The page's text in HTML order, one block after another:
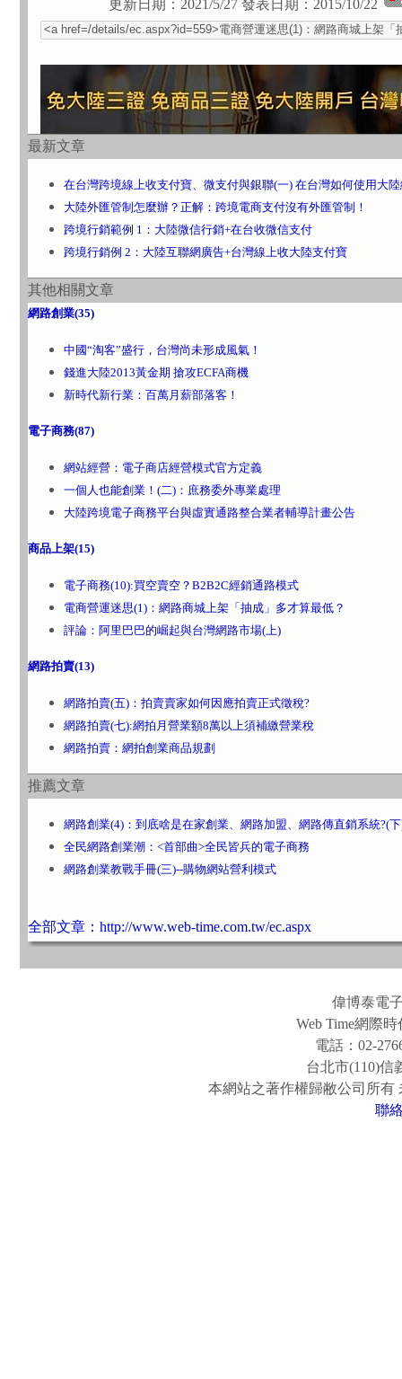
更新日期：2021/5/27 發表日期：2015/10/22
最新文章
在台灣跨境線上收支付寶、微支付與銀聯(一) 在台灣如何使用大
大陸外匯管制怎麼辦？正解：跨境電商支付沒有外匯管制！
跨境行銷範例 1：大陸微信行銷+在台收微信支付
跨境行銷例 2：大陸互聯網廣告+台灣線上收大陸支付寶
其他相關文章
網路創業(35)
中國“淘客”盛行，台灣尚未形成風氣！
錢進大陸2013黃金期 搶攻ECFA商機
新時代新行業：百萬月薪部落客！
電子商務(87)
網站經營：電子商店經營模式官方定義
一個人也能創業！(二)：庶務委外專業處理
大陸跨境電子商務平台與虛實通路整合業者輔導計畫公告
商品上架(15)
電子商務(10):買空賣空？B2B2C經銷通路模式
電商營運迷思(1)：網路商城上架「抽成」多才算最低？
評論：阿里巴巴的崛起與台灣網路市場(上)
網路拍賣(13)
網路拍賣(五)：拍賣賣家如何因應拍賣正式徵稅?
網路拍賣(七):網拍月營業額8萬以上須補繳營業稅
網路拍賣：網拍創業商品規劃
推薦文章
網路創業(4)：到底啥是在家創業、網路加盟、網路傳直銷系統?(
全民網路創業潮：<首部曲>全民皆兵的電子商務
網路創業教戰手冊(三)--購物網站營利模式
全部文章：http://www.web-time.com.tw/ec.aspx
偉博泰電
Web Time網際
電話：02-
台北市(110)信
本網站之著作權歸敝公司所有
聯